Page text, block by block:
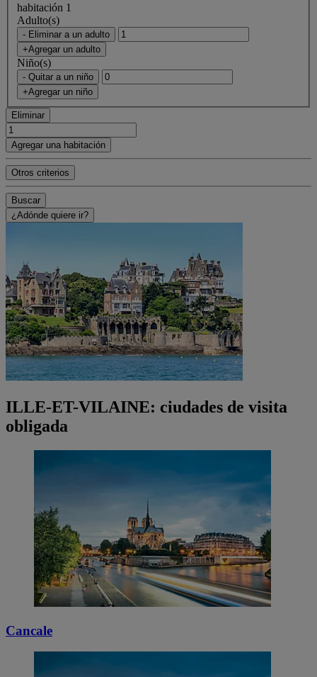
habitación 1
Adulto(s)
- Eliminar a un adulto
+Agregar un adulto
Niño(s)
- Quitar a un niño
+Agregar un niño
Eliminar
Agregar una habitación
Otros criterios
Buscar
¿Adónde quiere ir?
ILLE-ET-VILAINE: ciudades de visita
obligada
Cancale